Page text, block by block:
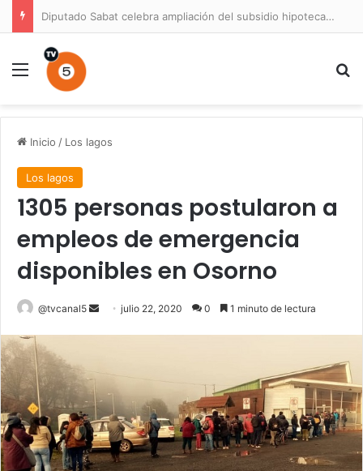
Diputado Sabat celebra ampliación del subsidio hipotecario con viviendas de hasta 6.000 UF
Menú
Inicio / Los lagos
Los lagos
1305 personas postularon a
empleos de emergencia
disponibles en Osorno
@tvcanal5
Sendjulio 22, 2020 0 1 minuto de lectura